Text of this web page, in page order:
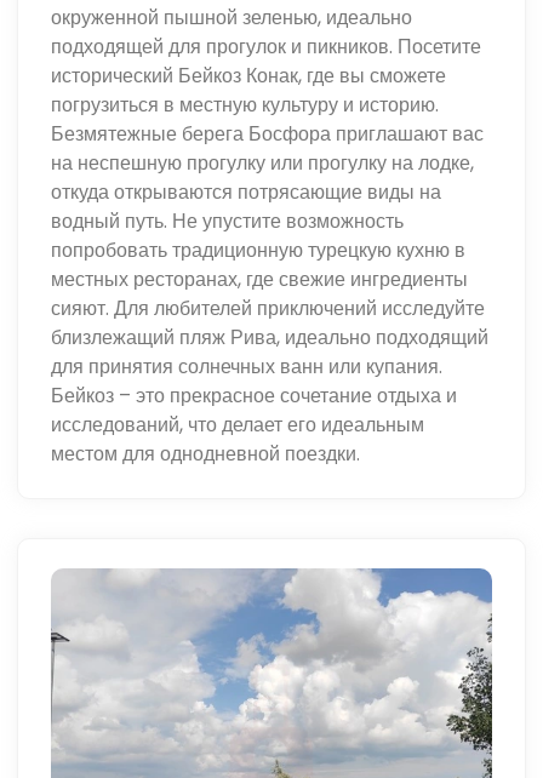
окруженной пышной зеленью, идеально
подходящей для прогулок и пикников. Посетите
исторический Бейкоз Конак, где вы сможете
погрузиться в местную культуру и историю.
Безмятежные берега Босфора приглашают вас
на неспешную прогулку или прогулку на лодке,
откуда открываются потрясающие виды на
водный путь. Не упустите возможность
попробовать традиционную турецкую кухню в
местных ресторанах, где свежие ингредиенты
сияют. Для любителей приключений исследуйте
близлежащий пляж Рива, идеально подходящий
для принятия солнечных ванн или купания.
Бейкоз – это прекрасное сочетание отдыха и
исследований, что делает его идеальным
местом для однодневной поездки.